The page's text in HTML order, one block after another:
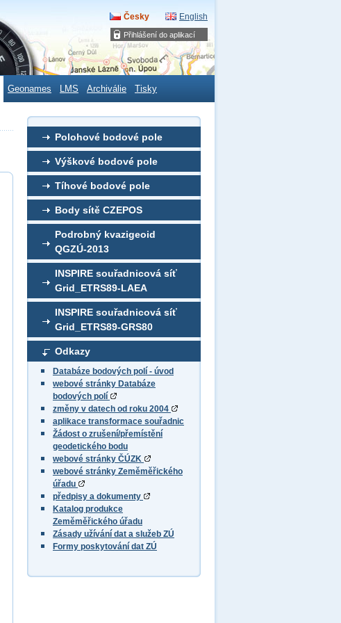
Přihlášení do aplikací
Česky English
Geonames LMS Archiválie Tisky
Polohové bodové pole
Výškové bodové pole
Tíhové bodové pole
Body sítě CZEPOS
Podrobný kvazigeoid
QGZÚ-2013
INSPIRE souřadnicová síť
Grid_ETRS89-LAEA
INSPIRE souřadnicová síť
Grid_ETRS89-GRS80
Odkazy
Databáze bodových polí - úvod
webové stránky Databáze
bodových polí
změny v datech od roku 2004
aplikace transformace souřadnic
Žádost o zrušení/přemístění
geodetického bodu
webové stránky ČÚZK
webové stránky Zeměměřického
úřadu
předpisy a dokumenty
Katalog produkce
Zeměměřického úřadu
Zásady užívání dat a služeb ZÚ
Formy poskytování dat ZÚ